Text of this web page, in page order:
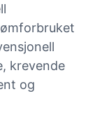
krevende
og